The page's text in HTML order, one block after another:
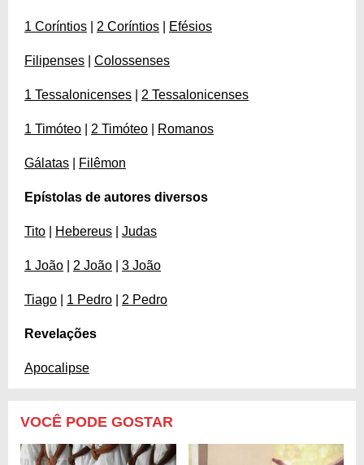
1 Coríntios 2 Coríntios Efésios
Filipenses Colossenses
1 Tessalonicenses 2 Tessalonicenses
1 Timóteo 2 Timóteo Romanos
Gálatas Filêmon
Epístolas de autores diversos
Tito Hebereus Judas
1 João 2 João 3 João
Tiago 1 Pedro 2 Pedro
Revelações
Apocalipse
VOCÊ PODE GOSTAR